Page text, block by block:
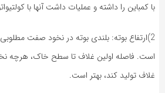
با کمباین را داشته و عملیات داشت آنها با
2)ارتفاع بوته: بلندی بوته در نخود صفت
است. فاصله اولین غلاف تا سطح خاک، هرچه
غلاف تولید کند، بهتر است.